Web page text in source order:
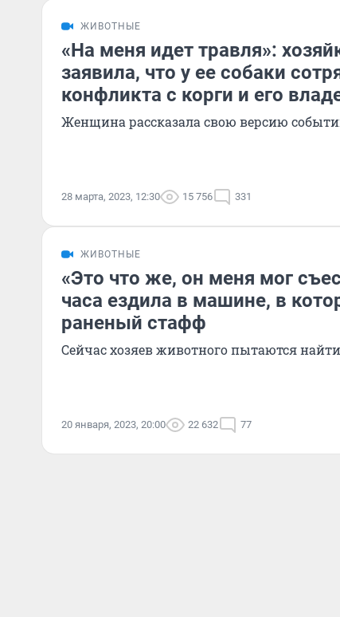
ЖИВОТНЫЕ
«На меня идет травля»:
заявила, что у ее собаки
конфликта с корги и его
Женщина рассказала свою версию
28 марта, 2023, 12:30 15 756 331
ЖИВОТНЫЕ
«Это что же, он меня мог
часа ездила в машине, в
раненый стафф
Сейчас хозяев животного пытаются найти
20 января, 2023, 20:00 22 632 77